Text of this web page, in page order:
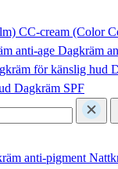
CC-cream (Color
anti-age Dagkräm
för känslig hud
Dagkräm SPF
anti-pigment